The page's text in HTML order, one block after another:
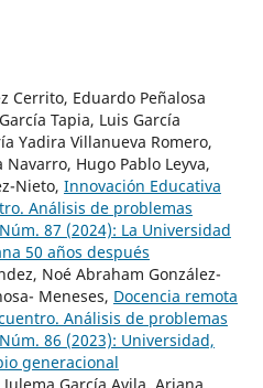
Cerrito, Eduardo Peñalosa
Tapia, Luis García
Yadira Villanueva Romero,
Hugo Pablo Leyva,
Nieto, Innovación Educativa
Análisis de problemas
87 (2024): La Universidad
50 años después
Noé Abraham González-
Meneses, Docencia remota
Análisis de problemas
86 (2023): Universidad,
generacional